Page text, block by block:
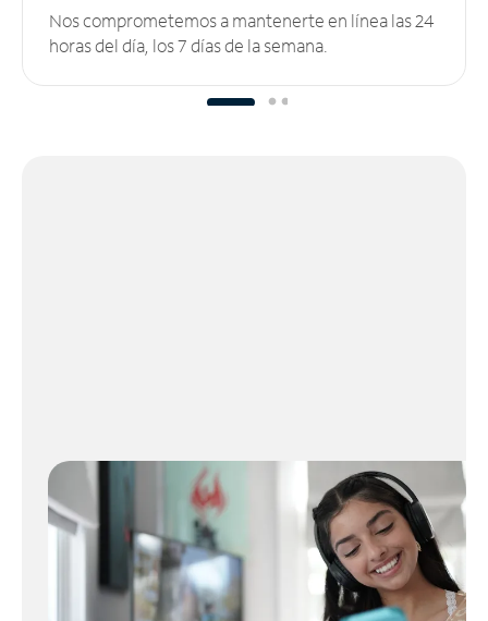
Nos comprometemos a mantenerte en línea las 24
horas del día, los 7 días de la semana.